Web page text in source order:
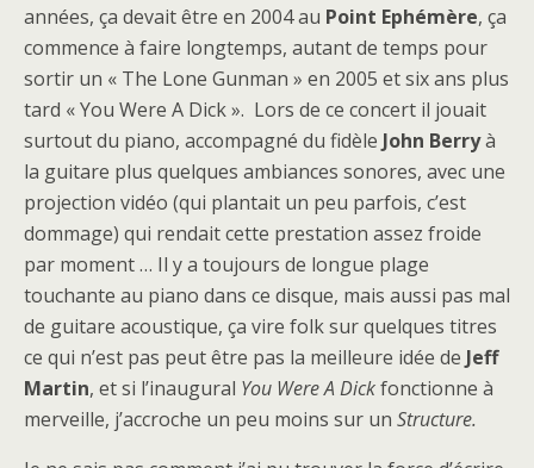
années, ça devait être en 2004 au Point Ephémère, ça
commence à faire longtemps, autant de temps pour
sortir un « The Lone Gunman » en 2005 et six ans plus
tard « You Were A Dick ». Lors de ce concert il jouait
surtout du piano, accompagné du fidèle John Berryà
la guitare plus quelques ambiances sonores, avec une
projection vidéo (qui plantait un peu parfois, c’est
dommage) qui rendait cette prestation assez froide
par moment … Il y a toujours de longue plage
touchante au piano dans ce disque, mais aussi pas mal
de guitare acoustique, ça vire folk sur quelques titres
ce qui n’est pas peut être pas la meilleure idée de Jeff
Martin, et si l’inaugural You Were A Dickfonctionne à
merveille, j’accroche un peu moins sur un Structure.